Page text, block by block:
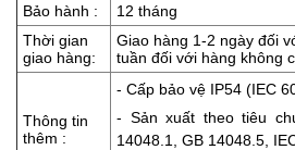
Bảo hành :
12 tháng
Thời gian
giao hàng:
Giao hàng 1-2 ngày đối
tuần đối với hàng không
Thông tin
thêm :
- Cấp bảo vệ IP54 (IEC
- Sản xuất theo tiêu
14048.1, GB 14048.5,